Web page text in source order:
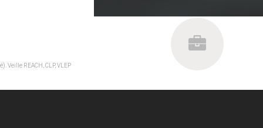
Veille REACH, CLP, VLEP